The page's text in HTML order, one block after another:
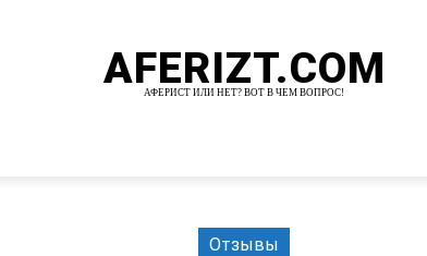
AFERIZT.COM
АФЕРИСТ ИЛИ НЕТ? ВОТ В ЧЕМ ВОПРОС!
Отзывы